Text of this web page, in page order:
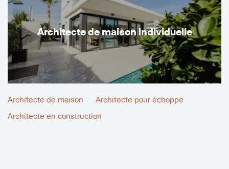
Architecte de maison individuelle
Architecte de maison
Architecte pour échoppe
Architecte en construction